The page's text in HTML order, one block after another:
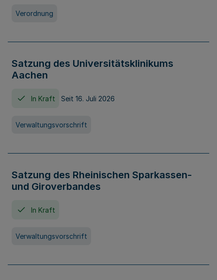
Verordnung
Satzung des Universitätsklinikums
Aachen
In Kraft Seit 16. Juli 2026
Verwaltungsvorschrift
Satzung des Rheinischen Sparkassen-
und Giroverbandes
In Kraft
Verwaltungsvorschrift